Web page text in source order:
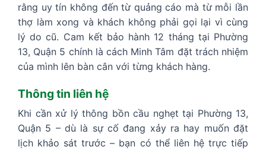
rằng uy tín không đến từ quảng cáo mà từ mỗi lần
thợ làm xong và khách không phải gọi lại vì cùng
lý do cũ. Cam kết bảo hành 12 tháng tại Phường
13, Quận 5 chính là cách Minh Tâm đặt trách nhiệm
của mình lên bàn cân với từng khách hàng.
Thông tin liên hệ
Khi cần xử lý thông bồn cầu nghẹt tại Phường 13,
Quận 5 – dù là sự cố đang xảy ra hay muốn đặt
lịch khảo sát trước – bạn có thể liên hệ trực tiếp